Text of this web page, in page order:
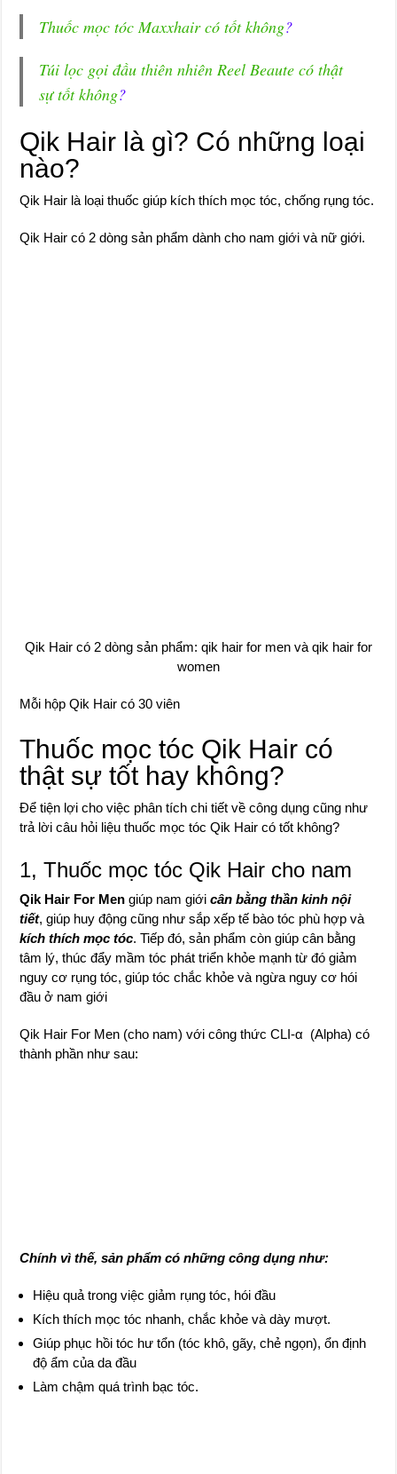
Thuốc mọc tóc Maxxhair có tốt không?
Túi lọc gọi đầu thiên nhiên Reel Beaute có thật
sự tốt không?
Qik Hair là gì? Có những loại
nào?
Qik Hair là loại thuốc giúp kích thích mọc tóc, chống rụng tóc.
Qik Hair có 2 dòng sản phẩm dành cho nam giới và nữ giới.
Qik Hair có 2 dòng sản phẩm: qik hair for men và qik hair for
women
Mỗi hộp Qik Hair có 30 viên
Thuốc mọc tóc Qik Hair có
thật sự tốt hay không?
Để tiện lợi cho việc phân tích chi tiết về công dụng cũng như
trả lời câu hỏi liệu thuốc mọc tóc Qik Hair có tốt không?
1, Thuốc mọc tóc Qik Hair cho nam
Qik Hair For Men giúp nam giớicân bằng thần kinh nội
tiết, giúp huy động cũng như sắp xếp tế bào tóc phù hợp và
kích thích mọc tóc. Tiếp đó, sản phẩm còn giúp cân bằng
tâm lý, thúc đẩy mầm tóc phát triển khỏe mạnh từ đó giảm
nguy cơ rụng tóc, giúp tóc chắc khỏe và ngừa nguy cơ hói
đầu ở nam giới
Qik Hair For Men (cho nam) với công thức CLI-α (Alpha) có
thành phần như sau:
Chính vì thế, sản phẩm có những công dụng như:
Hiệu quả trong việc giảm rụng tóc, hói đầu
Kích thích mọc tóc nhanh, chắc khỏe và dày mượt.
Giúp phục hồi tóc hư tổn (tóc khô, gãy, chẻ ngọn), ổn định
độ ẩm của da đầu
Làm chậm quá trình bạc tóc.